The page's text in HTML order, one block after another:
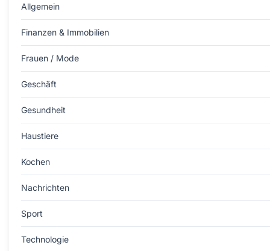
Allgemein
Finanzen & Immobilien
Frauen / Mode
Geschäft
Gesundheit
Haustiere
Kochen
Nachrichten
Sport
Technologie